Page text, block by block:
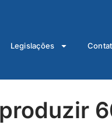
Legislações